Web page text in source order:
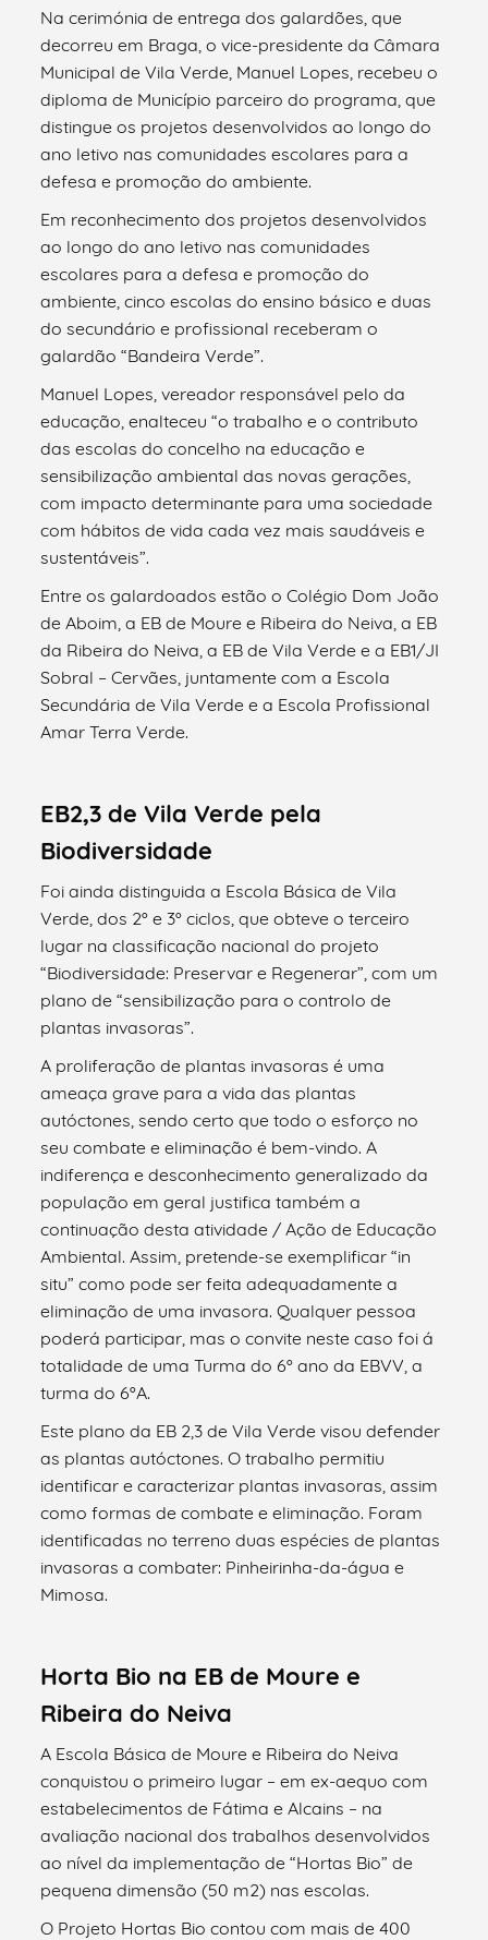
Na cerimónia de entrega dos galardões, que
decorreu em Braga, o vice-presidente da Câmara
Municipal de Vila Verde, Manuel Lopes, recebeu o
diploma de Município parceiro do programa, que
distingue os projetos desenvolvidos ao longo do
ano letivo nas comunidades escolares para a
defesa e promoção do ambiente.
Em reconhecimento dos projetos desenvolvidos
ao longo do ano letivo nas comunidades
escolares para a defesa e promoção do
ambiente, cinco escolas do ensino básico e duas
do secundário e profissional receberam o
galardão “Bandeira Verde”.
Manuel Lopes, vereador responsável pelo da
educação, enalteceu “o trabalho e o contributo
das escolas do concelho na educação e
sensibilização ambiental das novas gerações,
com impacto determinante para uma sociedade
com hábitos de vida cada vez mais saudáveis e
sustentáveis”.
Entre os galardoados estão o Colégio Dom João
de Aboim, a EB de Moure e Ribeira do Neiva, a EB
da Ribeira do Neiva, a EB de Vila Verde e a EB1/JI
Sobral – Cervães, juntamente com a Escola
Secundária de Vila Verde e a Escola Profissional
Amar Terra Verde.
EB2,3 de Vila Verde pela
Biodiversidade
Foi ainda distinguida a Escola Básica de Vila
Verde, dos 2º e 3º ciclos, que obteve o terceiro
lugar na classificação nacional do projeto
“Biodiversidade: Preservar e Regenerar”, com um
plano de “sensibilização para o controlo de
plantas invasoras”.
A proliferação de plantas invasoras é uma
ameaça grave para a vida das plantas
autóctones, sendo certo que todo o esforço no
seu combate e eliminação é bem-vindo. A
indiferença e desconhecimento generalizado da
população em geral justifica também a
continuação desta atividade / Ação de Educação
Ambiental. Assim, pretende-se exemplificar “in
situ” como pode ser feita adequadamente a
eliminação de uma invasora. Qualquer pessoa
poderá participar, mas o convite neste caso foi á
totalidade de uma Turma do 6º ano da EBVV, a
turma do 6ºA.
Este plano da EB 2,3 de Vila Verde visou defender
as plantas autóctones. O trabalho permitiu
identificar e caracterizar plantas invasoras, assim
como formas de combate e eliminação. Foram
identificadas no terreno duas espécies de plantas
invasoras a combater: Pinheirinha-da-água e
Mimosa.
Horta Bio na EB de Moure e
Ribeira do Neiva
A Escola Básica de Moure e Ribeira do Neiva
conquistou o primeiro lugar – em ex-aequo com
estabelecimentos de Fátima e Alcains – na
avaliação nacional dos trabalhos desenvolvidos
ao nível da implementação de “Hortas Bio” de
pequena dimensão (50 m2) nas escolas.
O Projeto Hortas Bio contou com mais de 400